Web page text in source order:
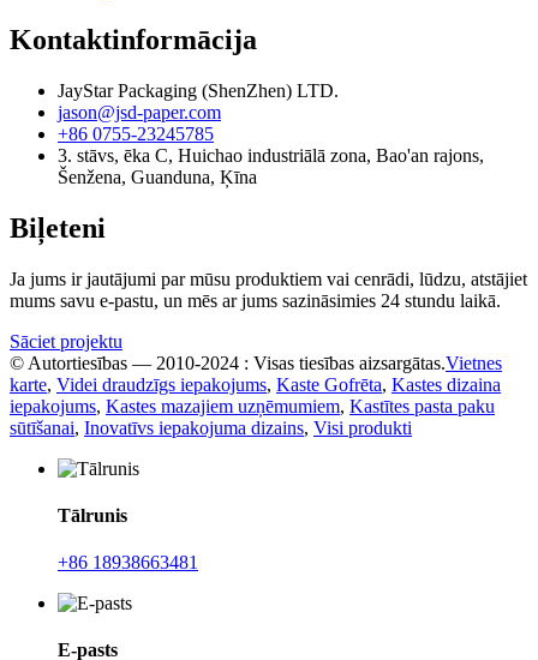
Kontaktinformācija
JayStar Packaging (ShenZhen) LTD.
jason@jsd-paper.com
+86 0755-23245785
3. stāvs, ēka C, Huichao industriālā zona, Bao'an rajons,
Šenžena, Guanduna, Ķīna
Biļeteni
Ja jums ir jautājumi par mūsu produktiem vai cenrādi, lūdzu, atstājiet
mums savu e-pastu, un mēs ar jums sazināsimies 24 stundu laikā.
Sāciet projektu
© Autortiesības — 2010-2024 : Visas tiesības aizsargātas.Vietnes
karte, Videi draudzīgs iepakojums, Kaste Gofrēta, Kastes dizaina
iepakojums, Kastes mazajiem uzņēmumiem, Kastītes pasta paku
sūtīšanai, Inovatīvs iepakojuma dizains, Visi produkti
Tālrunis
+86 18938663481
E-pasts